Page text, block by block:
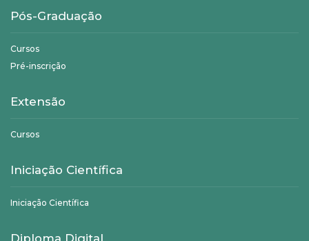
Pós-Graduação
Cursos
Pré-inscrição
Extensão
Cursos
Iniciação Científica
Iniciação Científica
Diploma Digital